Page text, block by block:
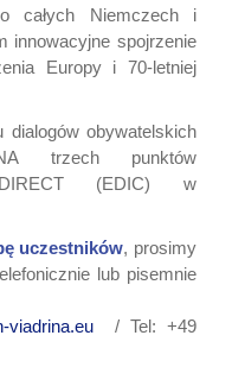
całych Niemczech i
innowacyjne spojrzenie
Europy i 70-letniej
obywatelskich
trzech punktów
(EDIC) w
uczestników, prosimy
lub pisemnie
viadrina.eu / Tel: +49